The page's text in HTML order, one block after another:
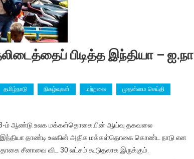
பிடித்த இந்தியா – ஐ.நா
தமிழ்நாடு நிகழ்வுகள் மற்றவை முதன்மை செய்தி
ம் ஆண்டு உலக மக்கள்தொகையின் ஆய்வு தகவலை
தாண்டி உலகின் அதிக மக்கள்தொகை கொண்ட நாடு என
சீனாவை விட 30 லட்சம் கூடுதலாக இருக்கும்.